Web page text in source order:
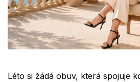
Léto si žádá obuv, která spojuje